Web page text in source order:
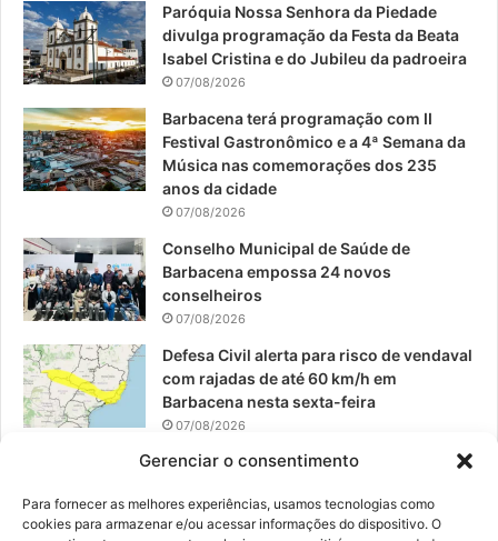
Gerenciar o consentimento
Para fornecer as melhores experiências, usamos tecnologias como
cookies para armazenar e/ou acessar informações do dispositivo. O
b
o
k
u
b
a
g
a
Paróquia Nossa Senhora da Piedade
divulga programação da Festa da Beata
Isabel Cristina e do Jubileu da padroeira
07/08/2026
Barbacena terá programação com II
Festival Gastronômico e a 4ª Semana da
Música nas comemorações dos 235
anos da cidade
07/08/2026
Conselho Municipal de Saúde de
Barbacena empossa 24 novos
conselheiros
07/08/2026
Defesa Civil alerta para risco de vendaval
com rajadas de até 60 km/h em
Barbacena nesta sexta-feira
07/08/2026
EPCAR tem a melhor nota do IDEB no
06/08/2026